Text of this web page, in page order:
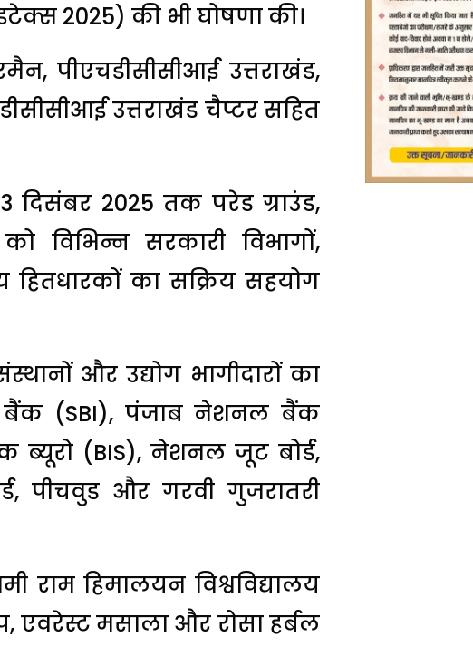
2025) की भी घोषणा की।
पीएचडीसीसीआई उत्तराखंड,
उत्तराखंड चैप्टर सहित
2025 तक परेड ग्राउंड,
विभिन्न सरकारी विभागों,
हितधारकों का सक्रिय सहयोग
और उद्योग भागीदारों का
बैंक (SBI), पंजाब नेशनल बैंक
ब्यूरो (BIS), नेशनल जूट बोर्ड,
पीचवुड और गरवी गुजरातरी
राम हिमालयन विश्वविद्यालय
एवरेस्ट मसाला और रोसा हर्बल